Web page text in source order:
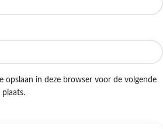
opslaan in deze browser voor de volgende
plaats.